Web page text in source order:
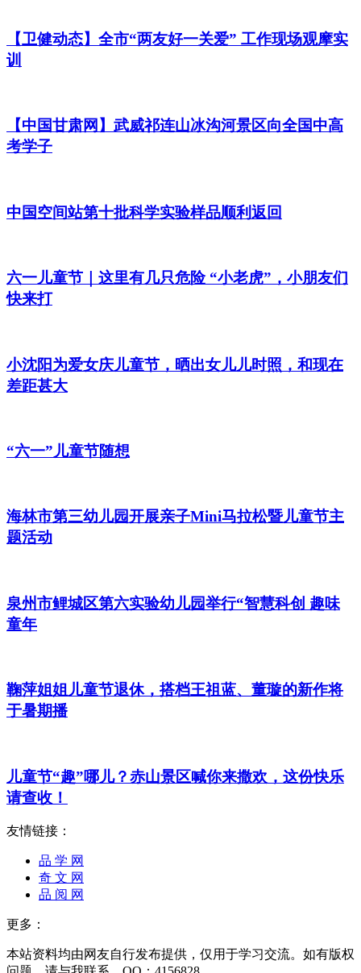
【卫健动态】全市“两友好一关爱” 工作现场观摩实
训
【中国甘肃网】武威祁连山冰沟河景区向全国中高
考学子
中国空间站第十批科学实验样品顺利返回
六一儿童节｜这里有几只危险 “小老虎”，小朋友们
快来打
小沈阳为爱女庆儿童节，晒出女儿儿时照，和现在
差距甚大
“六一”儿童节随想
海林市第三幼儿园开展亲子Mini马拉松暨儿童节主
题活动
泉州市鲤城区第六实验幼儿园举行“智慧科创 趣味
童年
鞠萍姐姐儿童节退休，搭档王祖蓝、董璇的新作将
于暑期播
儿童节“趣”哪儿？赤山景区喊你来撒欢，这份快乐
请查收！
友情链接：
品 学 网
奇 文 网
品 阅 网
更多：
本站资料均由网友自行发布提供，仅用于学习交流。如有版权